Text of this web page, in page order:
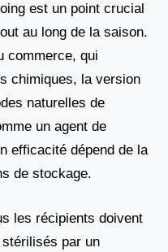
est un point crucial
au long de la saison.
commerce, qui
chimiques, la version
naturelles de
un agent de
efficacité dépend de la
de stockage.
les récipients doivent
par un